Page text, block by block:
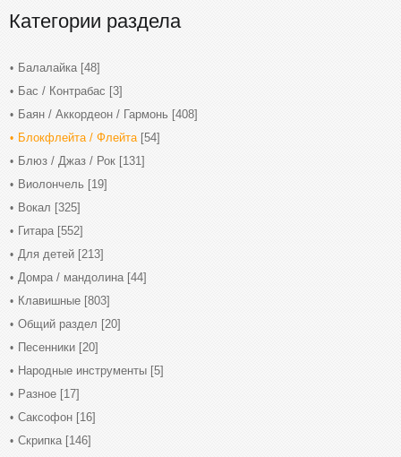
Категории раздела
Балалайка [48]
Бас / Контрабас [3]
Баян / Аккордеон / Гармонь [408]
Блокфлейта / Флейта [54]
Блюз / Джаз / Рок [131]
Виолончель [19]
Вокал [325]
Гитара [552]
Для детей [213]
Домра / мандолина [44]
Клавишные [803]
Общий раздел [20]
Песенники [20]
Народные инструменты [5]
Разное [17]
Саксофон [16]
Скрипка [146]